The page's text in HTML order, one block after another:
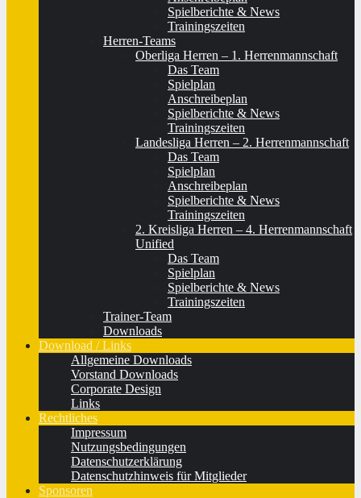
Spielberichte & News
Trainingszeiten
Herren-Teams
Oberliga Herren – 1. Herrenmannschaft
Das Team
Spielplan
Anschreibeplan
Spielberichte & News
Trainingszeiten
Landesliga Herren – 2. Herrenmannschaft
Das Team
Spielplan
Anschreibeplan
Spielberichte & News
Trainingszeiten
2. Kreisliga Herren – 4. Herrenmannschaft
Unified
Das Team
Spielplan
Spielberichte & News
Trainingszeiten
Trainer-Team
Downloads
Download / Links
Allgemeine Downloads
Vorstand Downloads
Corporate Design
Links
Rechtliches
Impressum
Nutzungsbedingungen
Datenschutzerklärung
Datenschutzhinweis für Mitglieder
Sponsoren